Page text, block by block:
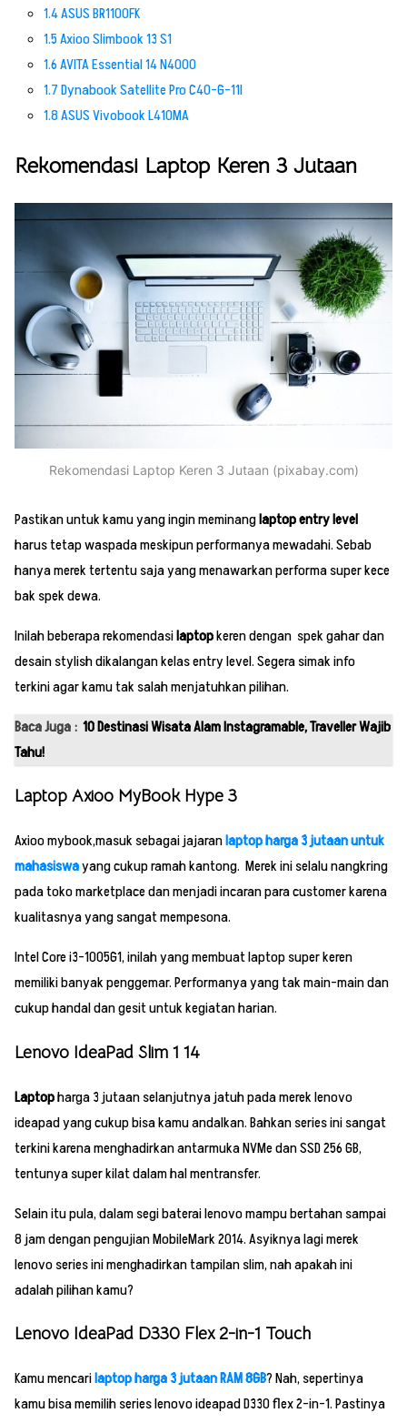
1.4ASUS BR1100FK
1.5Axioo Slimbook 13 S1
1.6AVITA Essential 14 N4000
1.7Dynabook Satellite Pro C40-G-11I
1.8ASUS Vivobook L410MA
Rekomendasi Laptop Keren 3 Jutaan
Rekomendasi Laptop Keren 3 Jutaan (pixabay.com)
Pastikan untuk kamu yang ingin meminanglaptop entry level
harus tetap waspada meskipun performanya mewadahi. Sebab
hanya merek tertentu saja yang menawarkan performa super kece
bak spek dewa.
Inilah beberapa rekomendasilaptopkeren dengan spek gahar dan
desain stylish dikalangan kelas entry level. Segera simak info
terkini agar kamu tak salah menjatuhkan pilihan.
Baca Juga : 10 Destinasi Wisata Alam Instagramable, Traveller Wajib
Tahu!
Laptop Axioo MyBook Hype 3
Axioo mybook,masuk sebagai jajaranlaptop harga 3 jutaan untuk
mahasiswayang cukup ramah kantong. Merek ini selalu nangkring
pada toko marketplace dan menjadi incaran para customer karena
kualitasnya yang sangat mempesona.
Intel Core i3-1005G1, inilah yang membuat laptop super keren
memiliki banyak penggemar. Performanya yang tak main-main dan
cukup handal dan gesit untuk kegiatan harian.
Lenovo IdeaPad Slim 1 14
Laptopharga 3 jutaanselanjutnya jatuh pada merek lenovo
ideapad yang cukup bisa kamu andalkan. Bahkan series ini sangat
terkini karena menghadirkan antarmuka NVMe dan SSD 256 GB,
tentunya super kilat dalam hal mentransfer.
Selain itu pula, dalam segi baterai lenovo mampu bertahan sampai
8 jam dengan pengujian MobileMark 2014. Asyiknya lagi merek
lenovo series ini menghadirkan tampilan slim, nah apakah ini
adalah pilihan kamu?
Lenovo IdeaPad D330 Flex 2-in-1 Touch
Kamu mencarilaptop harga 3 jutaan RAM 8GB? Nah, sepertinya
kamu bisa memilih series lenovo ideapad D330 flex 2-in-1. Pastinya